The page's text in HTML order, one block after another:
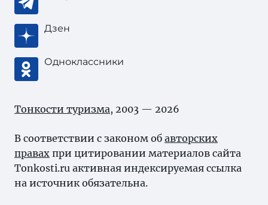
Дзен
Одноклассники
Тонкости туризма, 2003 — 2026
В соответствии с законом об авторских
правах при цитировании материалов сайта
Tonkosti.ru активная индексируемая ссылка
на источник обязательна.